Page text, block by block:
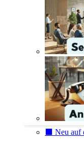
⬛️ Neu